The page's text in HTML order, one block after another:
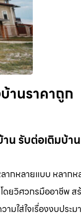
านราคาถูก
น รับต่อเติมบ้า
ากหลายแบบ หลากห
ยวิศวกรมืออาชีพ ส
มใส่ใจเรื่องงบประ